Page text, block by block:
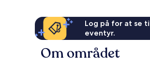
Log på for at se
eventyr.
Om området